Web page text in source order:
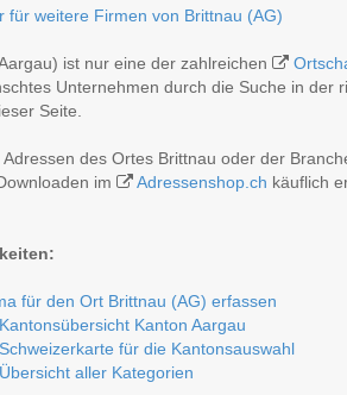
für weitere Firmen von Brittnau (AG)
ist nur eine der zahlreichen
Unternehmen durch die Suche in der
Seite.
des Ortes Brittnau oder der
im
Adressenshop.ch käuflich
für den Ort Brittnau (AG) erfassen
Kanton Aargau
für die Kantonsauswahl
aller Kategorien